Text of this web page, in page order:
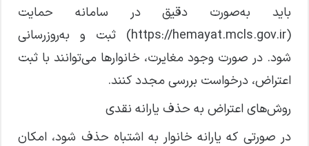
باید به‌صورت دقیق در سامانه حمایت
(https://hemayat.mcls.gov.ir) ثبت و به‌روزرسانی
شود. در صورت وجود مغایرت، خانوار‌ها می‌توانند با ثبت
اعتراض، درخواست بررسی مجدد کنند.
روش‌های اعتراض به حذف یارانه نقدی
در صورتی که یارانه خانوار به اشتباه حذف شود، امکان